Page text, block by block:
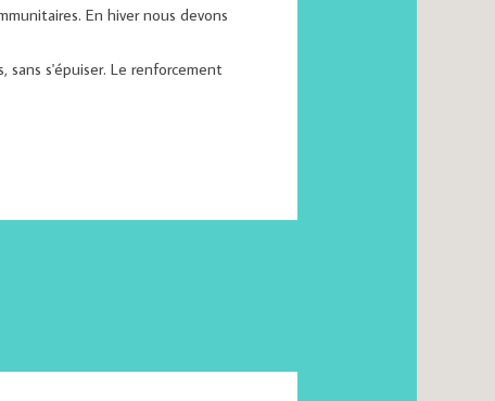
En hiver nous devons
sans s'épuiser. Le renforcement